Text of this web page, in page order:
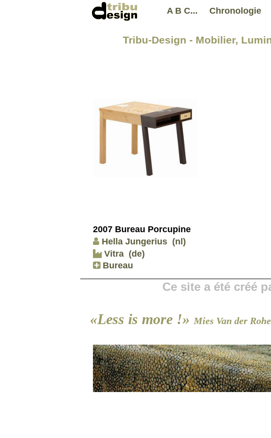
A B C... Chronologie
Tribu-Design - Mobilier,
2007 Bureau Porcupine
Hella Jungerius (nl)
Vitra (de)
Bureau
Ce site a été créé
«Less is more !» Mies Van der Rohe